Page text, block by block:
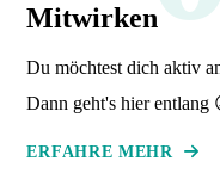
Mitwirken
Du möchtest dich aktiv
Dann geht's hier entlang
ERFAHRE MEHR